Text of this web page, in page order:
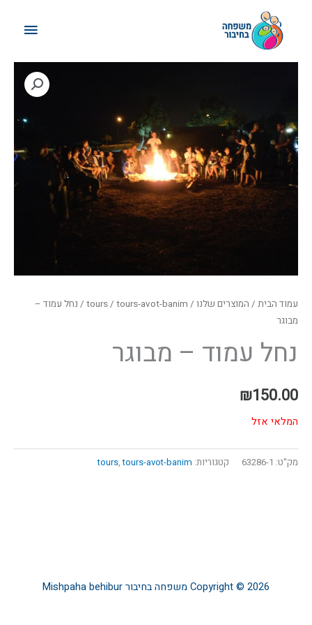
עמוד הבית / המוצרים שלנו /
tours/ tours-avot-banim
/ נחל עמוד –
מבוגר
נחל עמוד – מבוגר
₪150.00
המלאי אזל
מק"ט: 63286-1 קטגוריות: tours,tours-avot-banim
Copyright © 2026 משפחה בחיבור